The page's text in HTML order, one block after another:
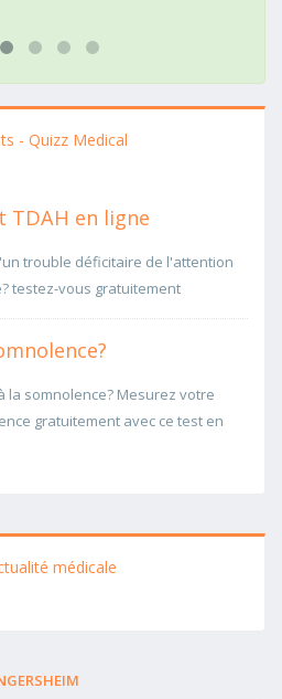
- Quizz Medical
TDAH en ligne
trouble déficitaire de l'attention
testez-vous gratuitement
la somnolence? Mesurez votre
gratuitement avec ce test en
médicale